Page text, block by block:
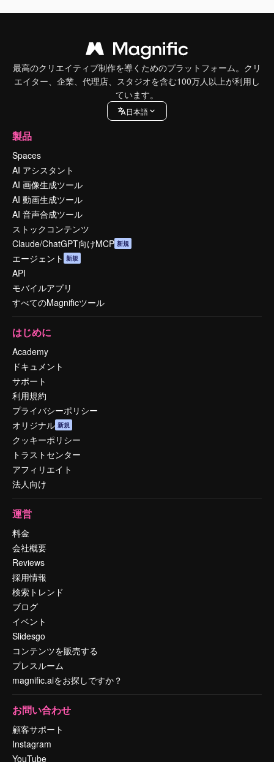
最高のクリエイティブ制作を導くためのプラットフォーム。クリ
エイター、企業、代理店、スタジオを含む100万人以上が利用し
ています。
日本語
製品
Spaces
AI アシスタント
AI 画像生成ツール
AI 動画生成ツール
AI 音声合成ツール
ストックコンテンツ
Claude/ChatGPT向けMCP 新規
エージェント 新規
API
モバイルアプリ
すべてのMagnificツール
はじめに
Academy
ドキュメント
サポート
利用規約
プライバシーポリシー
オリジナル 新規
クッキーポリシー
トラストセンター
アフィリエイト
法人向け
運営
料金
会社概要
Reviews
採用情報
検索トレンド
ブログ
イベント
Slidesgo
コンテンツを販売する
プレスルーム
magnific.aiをお探しですか？
お問い合わせ
顧客サポート
Instagram
YouTube